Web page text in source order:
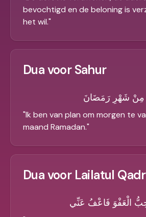
bevochtigd en de beloning is
het wil."
Dua voor Sahur
مِنْ شَهْرِ رَمَضَانَ
"Ik ben van plan om morgen te
maand Ramadan."
Dua voor Lailatul Qadr
الْعَفْوَ فَاعْفُ عَنِّي